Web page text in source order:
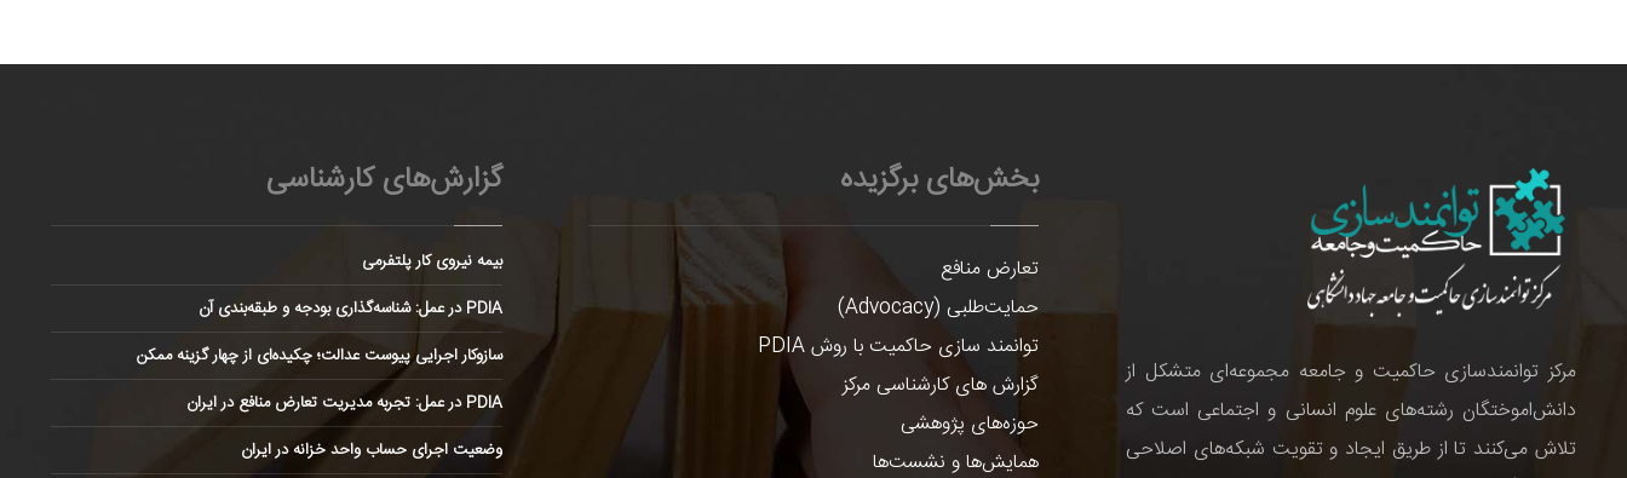
مرکز توانمندسازی حاکمیت و جامعه مجموعه‌ای متشکل از
دانش‌اموختگان رشته‌های علوم انسانی و اجتماعی است که
تلاش می‌کنند تا از طریق ایجاد و تقویت شبکه‌های اصلاحی
بخش‌های برگزیده
تعارض منافع
حمایت‌طلبی (Advocacy)
توانمند سازی حاکمیت با روش PDIA
گزارش های کارشناسی مرکز
حوزه‌های پژوهشی
همایش‌ها و نشست‌ها
گزارش‌های کارشناسی
بیمه نیروی کار پلتفرمی
PDIA در عمل: شناسه‌گذاری بودجه و طبقه‌بندی آن
سازوکار اجرایی پیوست عدالت؛ چکیده‌ای از چهار گزینه ممکن
PDIA در عمل: تجربه مدیریت تعارض منافع در ایران
وضعیت اجرای حساب واحد خزانه در ایران